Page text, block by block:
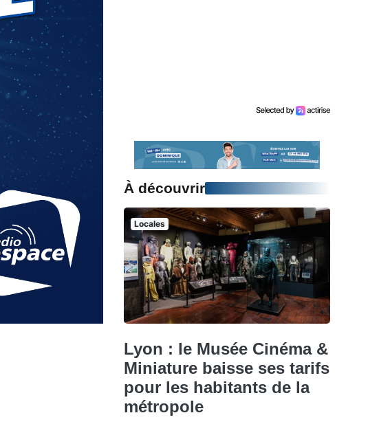
À découvrir
Locales
Lyon : le Musée Cinéma &
Miniature baisse ses tarifs
pour les habitants de la
métropole